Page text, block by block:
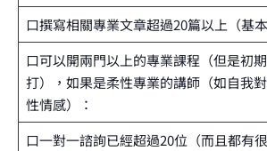
口撰寫相關專業文章超過20篇以上（基本
口可以開兩門以上的專業課程（但是初
打），如果是柔性專業的講師（如自我
性情感）：
口一對一諮詢已經超過20位（而且都有